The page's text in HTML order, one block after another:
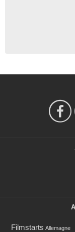
Filmstarts Allemagne